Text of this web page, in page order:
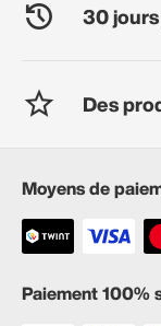
30
Des
Moyens de
Paiement 100%